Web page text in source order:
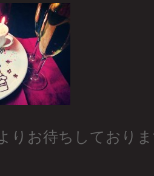
りお待ちしており